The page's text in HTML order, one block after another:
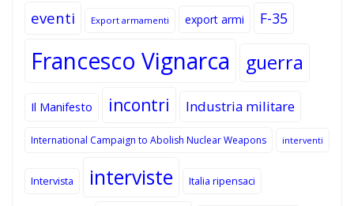
eventi Export armamenti export armi F-35
Francesco Vignarca guerra
Il Manifesto incontri Industria militare
International Campaign to Abolish Nuclear Weapons interventi
Intervista interviste Italia ripensaci